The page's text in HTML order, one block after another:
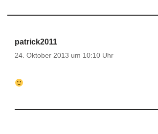
patrick2011
24. Oktober 2013 um 10:10 Uhr